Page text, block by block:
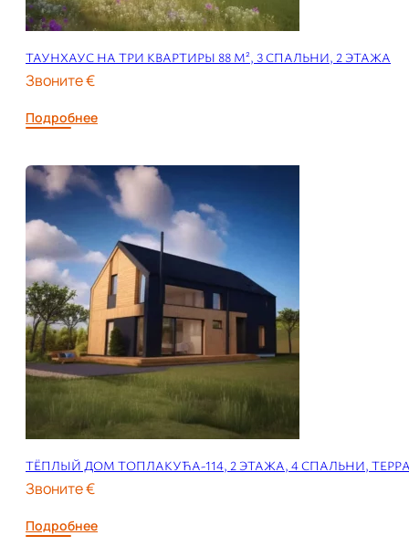
ТАУНХАУС НА ТРИ КВАРТИРЫ 88 М², 3 СПАЛЬНИ, 2 ЭТАЖА
Звоните €
Подробнее
ТЁПЛЫЙ ДОМ ТОПЛАКУЋА-114, 2 ЭТАЖА, 4 СПАЛЬНИ,
Звоните €
Подробнее